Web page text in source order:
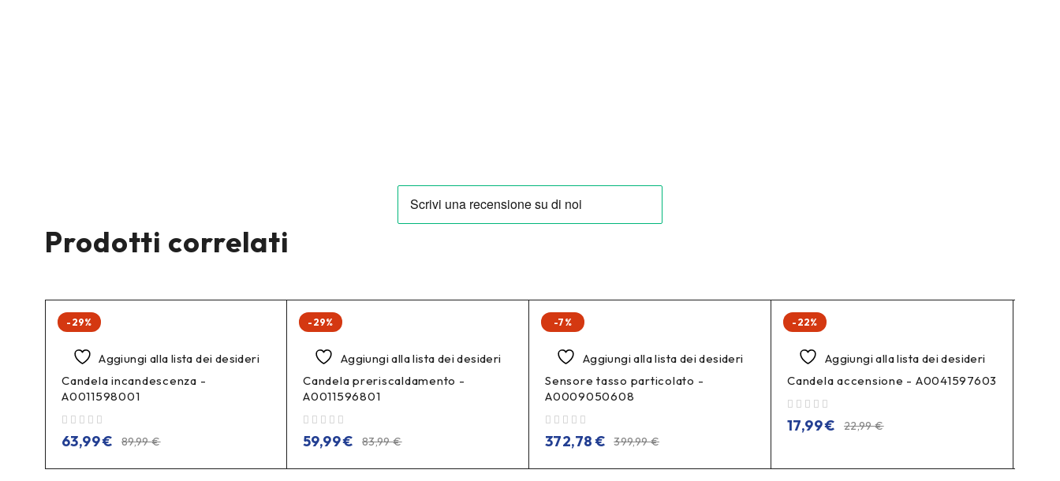
Prodotti correlati
-29%
Aggiungi alla lista dei desideri
Candela incandescenza -
A0011598001
89,99€
63,99€
-29%
Aggiungi alla lista dei desideri
Candela preriscaldamento -
A0011596801
83,99€
59,99€
-7%
Aggiungi alla lista dei desideri
Sensore tasso particolato -
A0009050608
399,99€
372,78€
-22%
Aggiungi alla lista dei desideri
Candela accensione - A0041597603
22,99€
17,99€